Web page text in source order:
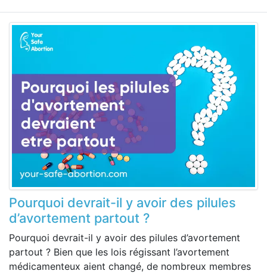
Pourquoi devrait-il y avoir des pilules
d’avortement partout ?
Pourquoi devrait-il y avoir des pilules d’avortement
partout ? Bien que les lois régissant l’avortement
médicamenteux aient changé, de nombreux membres